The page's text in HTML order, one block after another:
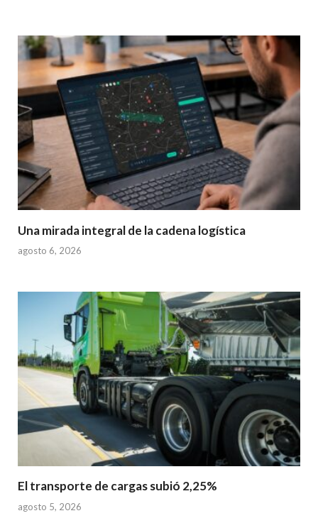
Una mirada integral de la cadena logística
agosto 6, 2026
El transporte de cargas subió 2,25%
agosto 5, 2026